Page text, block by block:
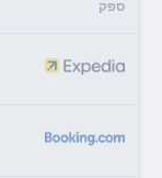
ספק